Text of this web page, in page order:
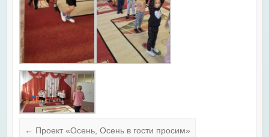
← Проект «Осень, Осень в гости просим»